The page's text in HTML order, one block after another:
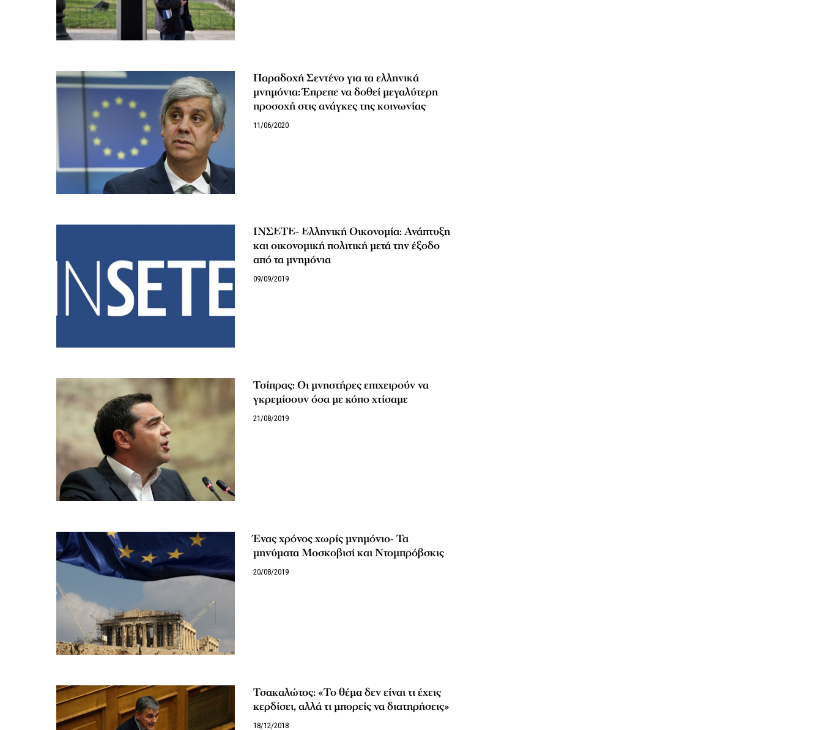
Παραδοχή Σεντένο για τα ελληνικά
μνημόνια: Έπρεπε να δοθεί μεγαλύτερη
προσοχή στις ανάγκες της κοινωνίας
11/06/2020
ΙΝΣΕΤΕ- Ελληνική Οικονομία: Ανάπτυξη
και οικονομική πολιτική μετά την έξοδο
από τα μνημόνια
09/09/2019
Τσίπρας: Οι μνηστήρες επιχειρούν να
γκρεμίσουν όσα με κόπο χτίσαμε
21/08/2019
Ένας χρόνος χωρίς μνημόνιο- Τα
μηνύματα Μοσκοβισί και Ντομπρόβσκις
20/08/2019
Τσακαλώτος: «Το θέμα δεν είναι τι έχεις
κερδίσει, αλλά τι μπορείς να διατηρήσεις»
18/12/2018